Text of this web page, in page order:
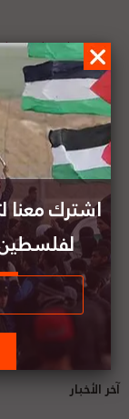
دولة
نقابة
موجه
آخر الأخبار
اشترك معنا